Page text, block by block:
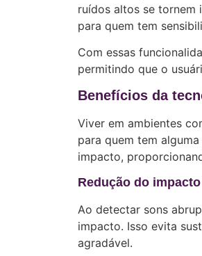
ruídos altos se tornem
para quem tem
Com essas
permitindo que o
Benefícios da
Viver em ambientes
para quem tem
impacto,
Redução do
Ao detectar sons
impacto. Isso evita
agradável.